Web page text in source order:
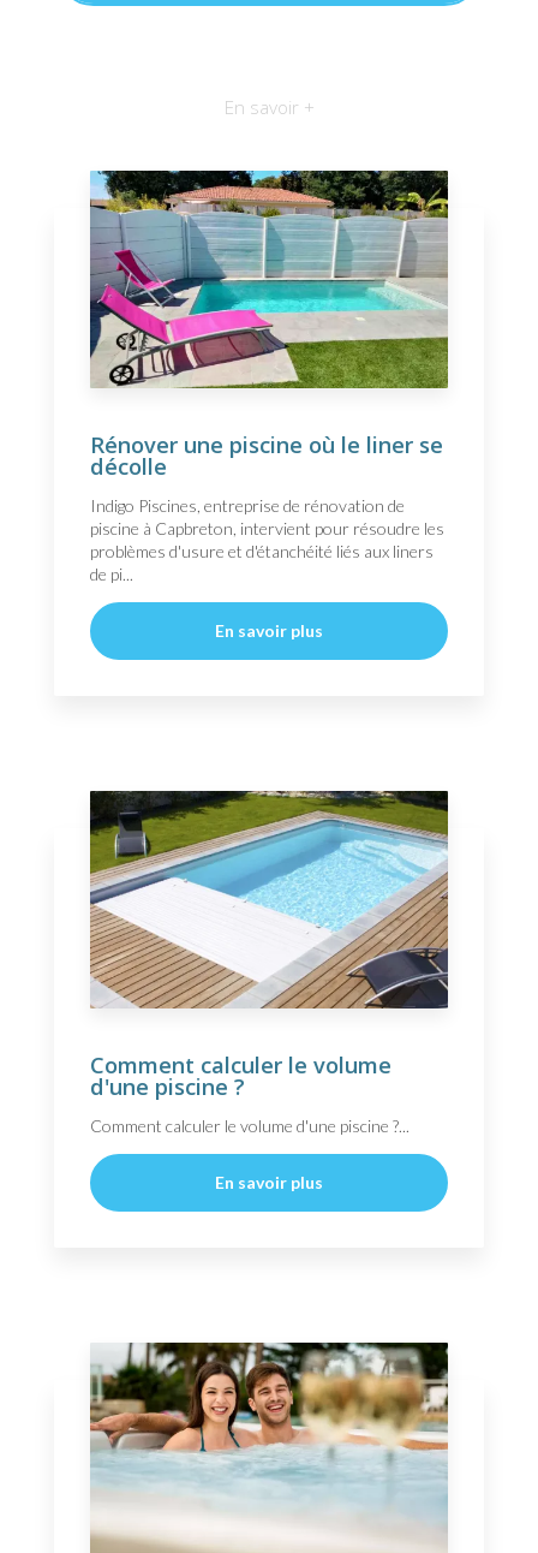
En savoir +
Rénover une piscine où le liner se
décolle
Indigo Piscines, entreprise de rénovation de
piscine à Capbreton, intervient pour résoudre les
problèmes d'usure et d'étanchéité liés aux liners
de pi...
En savoir plus
Comment calculer le volume
d'une piscine ?
Comment calculer le volume d'une piscine ?...
En savoir plus